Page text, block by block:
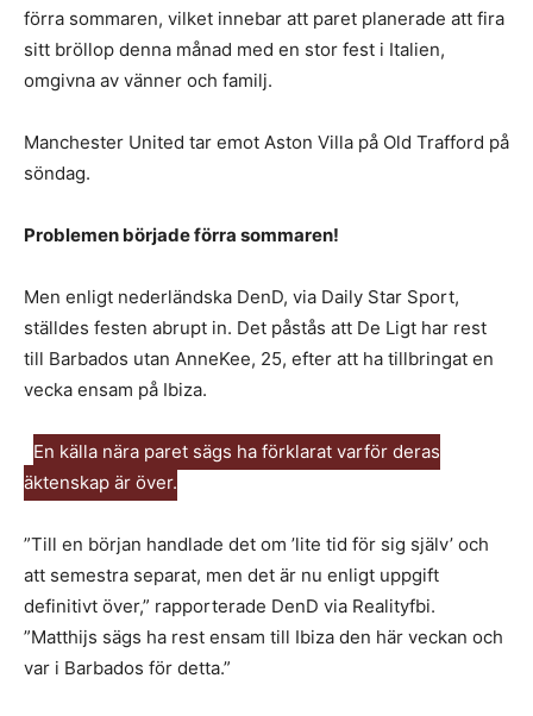
förra sommaren, vilket innebar att paret planerade att fira
sitt bröllop denna månad med en stor fest i Italien,
omgivna av vänner och familj.
Manchester United tar emot Aston Villa på Old Trafford på
söndag.
Problemen började förra sommaren!
Men enligt nederländska DenD, via Daily Star Sport,
ställdes festen abrupt in. Det påstås att De Ligt har rest
till Barbados utan AnneKee, 25, efter att ha tillbringat en
vecka ensam på Ibiza.
En källa nära paret sägs ha förklarat varför deras
äktenskap är över.
”Till en början handlade det om ’lite tid för sig själv’ och
att semestra separat, men det är nu enligt uppgift
definitivt över,” rapporterade DenD via Realityfbi.
”Matthijs sägs ha rest ensam till Ibiza den här veckan och
var i Barbados för detta.”